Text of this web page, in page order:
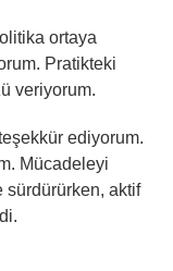
ortaya
Pratikteki
veriyorum.
ediyorum.
Mücadeleyi
sürdürürken, aktif